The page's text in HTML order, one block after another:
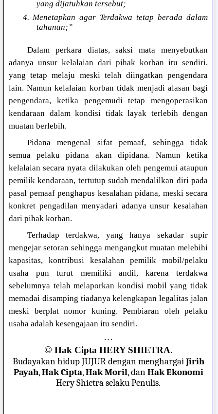
yang dijatuhkan tersebut;
4. Menetapkan agar Terdakwa tetap berada dalam
tahanan;”
Dalam perkara diatas, saksi mata menyebutkan
adanya unsur kelalaian dari pihak korban itu sendiri,
yang tetap melaju meski telah diingatkan pengendara
lain. Namun kelalaian korban tidak menjadi alasan bagi
pengendara, ketika pengemudi tetap mengoperasikan
kendaraan dalam kondisi tidak layak terlebih dengan
muatan berlebih.
Pidana mengenal sifat pemaaf, sehingga tidak
semua pelaku pidana akan dipidana. Namun ketika
kelalaian secara nyata dilakukan oleh pengemui ataupun
pemilik kendaraan, tertutup sudah mendalilkan diri pada
pasal pemaaf penghapus kesalahan pidana, meski secara
konkret pengadilan menyadari adanya unsur kesalahan
dari pihak korban.
Terhadap terdakwa, yang hanya sekadar supir
mengejar setoran sehingga mengangkut muatan melebihi
kapasitas, kontribusi kesalahan pemilik mobil/pelaku
usaha pun turut memiliki andil, karena terdakwa
sebelumnya telah melaporkan kondisi mobil yang tidak
memadai disamping tiadanya kelengkapan legalitas jalan
meski berplat nomor kuning. Pembiaran oleh pelaku
usaha adalah kesengajaan itu sendiri.
…
© Hak Cipta HERY SHIETRA.
Budayakan hidup JUJUR dengan menghargaiJirih
Payah,Hak Cipta,Hak Moril, danHak Ekonomi
Hery Shietra selaku Penulis.